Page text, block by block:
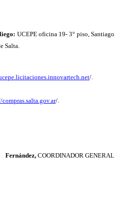
UCEPE oficina 19- 3° piso, Santiago
Salta.
/.
/.
Fernández, COORDINADOR GENERAL